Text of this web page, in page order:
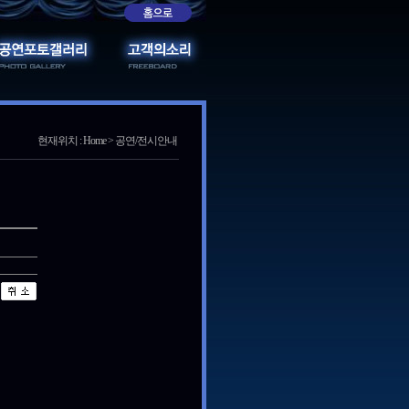
현재위치 : Home > 공연/전시안내